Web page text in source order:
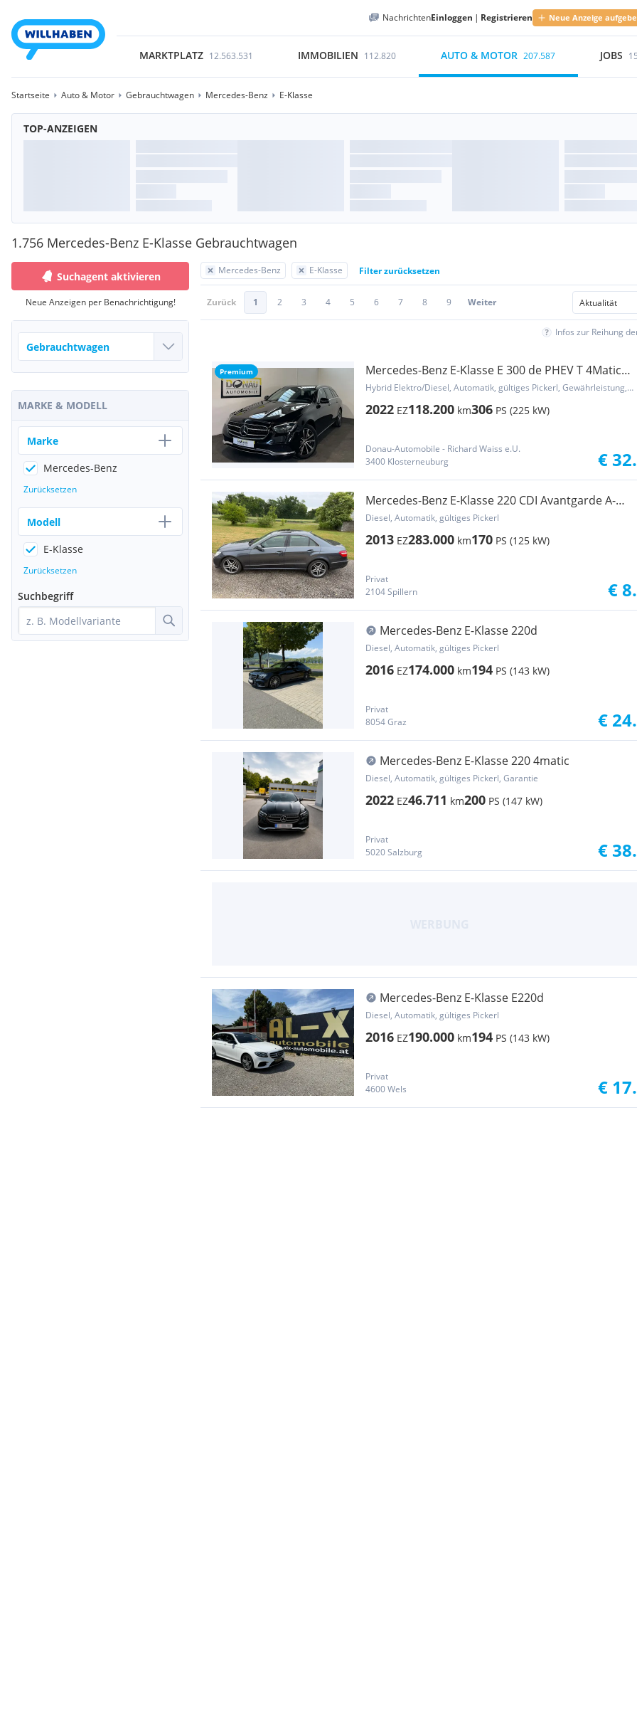
NachrichtenEinloggen | Registrieren Neue Anzeige
MARKTPLATZ 12.563.531 IMMOBILIEN 112.820 AUTO & MOTOR 207.587 JOBS
Startseite Auto & Motor Gebrauchtwagen Mercedes-Benz E-Klasse
TOP-ANZEIGEN
1.756 Mercedes-Benz E-Klasse Gebrauchtwagen
Mercedes-Benz E-Klasse Filter zurücksetzen
Zurück 1 2 3 4 5 6 7 8 9 Weiter
Infos zur Reihung
Premium
Mercedes-Benz E-Klasse E 300 de PHEV T 4Matic
Aut. Avantgarde * ACC *...
Hybrid Elektro/Diesel, Automatik, gültiges Pickerl, Gewährleistung, Garantie
2022 EZ118.200 km306 PS (225 kW)
Donau-Automobile - Richard Waiss e.U.
3400 Klosterneuburg
€
Mercedes-Benz E-Klasse 220 CDI Avantgarde A-
Edition Plus BlueEfficiency Aut.
Diesel, Automatik, gültiges Pickerl
2013 EZ283.000 km170 PS (125 kW)
Privat
2104 Spillern
€
Mercedes-Benz E-Klasse 220d
Diesel, Automatik, gültiges Pickerl
2016 EZ174.000 km194 PS (143 kW)
Privat
8054 Graz
€
Mercedes-Benz E-Klasse 220 4matic
Diesel, Automatik, gültiges Pickerl, Garantie
2022 EZ46.711 km200 PS (147 kW)
Privat
5020 Salzburg
€
Mercedes-Benz E-Klasse E220d
Diesel, Automatik, gültiges Pickerl
2016 EZ190.000 km194 PS (143 kW)
Privat
4600 Wels
€
Suchagent aktivieren
Neue Anzeigen per Benachrichtigung!
MARKE & MODELL
Marke
Mercedes-Benz
Zurücksetzen
Modell
E-Klasse
Zurücksetzen
Suchbegriff